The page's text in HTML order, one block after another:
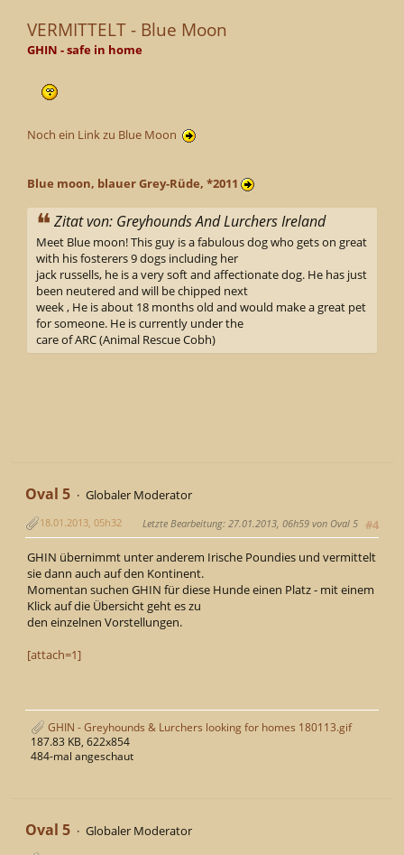
VERMITTELT - Blue Moon
GHIN - safe in home
Noch ein Link zu Blue Moon
Blue moon, blauer Grey-Rüde, *2011
Zitat von: Greyhounds And Lurchers Ireland
Meet Blue moon! This guy is a fabulous dog who gets on great
with his fosterers 9 dogs including her
jack russells, he is a very soft and affectionate dog. He has just
been neutered and will be chipped next
week , He is about 18 months old and would make a great pet
for someone. He is currently under the
care of ARC (Animal Rescue Cobh)
Oval 5
Globaler Moderator
#4
18.01.2013, 05h32 Letzte Bearbeitung: 27.01.2013, 06h59 von Oval 5
GHIN übernimmt unter anderem Irische Poundies und vermittelt
sie dann auch auf den Kontinent.
Momentan suchen GHIN für diese Hunde einen Platz - mit einem
Klick auf die Übersicht geht es zu
den einzelnen Vorstellungen.
[attach=1]
GHIN - Greyhounds & Lurchers looking for homes 180113.gif
187.83 KB, 622x854
484-mal angeschaut
Oval 5
Globaler Moderator